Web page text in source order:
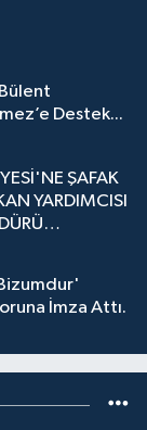
Destek...
ŞAFAK
YARDIMCISI
İmza Attı.